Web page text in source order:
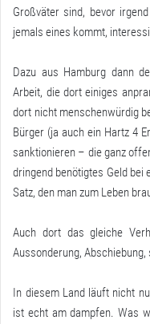
Großväter sind, bevor
jemals eines kommt,
Dazu aus Hamburg dann
Arbeit, die dort einiges
dort nicht menschenwürdig
Bürger (ja auch ein Hartz 4
sanktionieren – die ganz
dringend benötigtes Geld bei
Satz, den man zum Leben
Auch dort das gleiche
Aussonderung,
In diesem Land läuft nicht
ist echt am dampfen. Was